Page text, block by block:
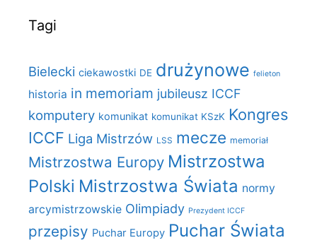
Tagi
Bielecki ciekawostki DE drużynowe felieton
historia in memoriam jubileusz ICCF
komputery komunikat komunikat KSzK Kongres
ICCF Liga Mistrzów LSS mecze memoriał
Mistrzostwa Europy Mistrzostwa
Polski Mistrzostwa Świata normy
arcymistrzowskie Olimpiady Prezydent ICCF
przepisy Puchar Europy Puchar Świata